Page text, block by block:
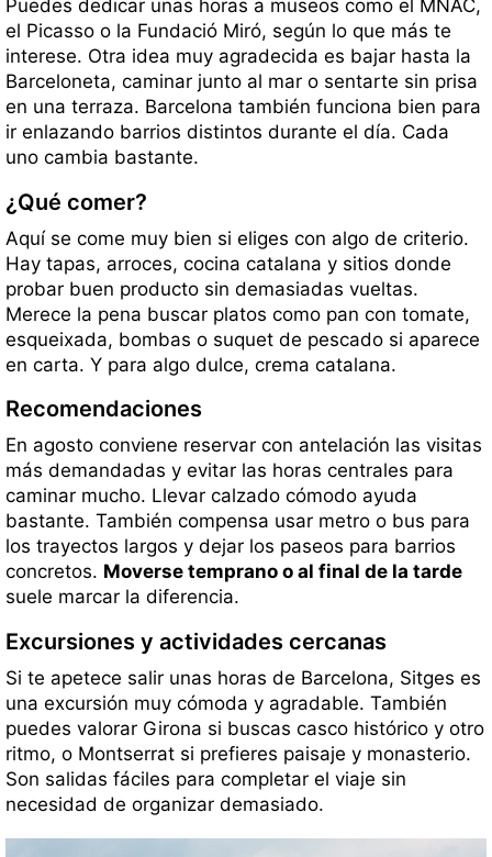
Puedes dedicar unas horas a museos como el MNAC,
el Picasso o la Fundació Miró, según lo que más te
interese. Otra idea muy agradecida es bajar hasta la
Barceloneta, caminar junto al mar o sentarte sin prisa
en una terraza. Barcelona también funciona bien para
ir enlazando barrios distintos durante el día. Cada
uno cambia bastante.
¿Qué comer?
Aquí se come muy bien si eliges con algo de criterio.
Hay tapas, arroces, cocina catalana y sitios donde
probar buen producto sin demasiadas vueltas.
Merece la pena buscar platos como pan con tomate,
esqueixada, bombas o suquet de pescado si aparece
en carta. Y para algo dulce, crema catalana.
Recomendaciones
En agosto conviene reservar con antelación las visitas
más demandadas y evitar las horas centrales para
caminar mucho. Llevar calzado cómodo ayuda
bastante. También compensa usar metro o bus para
los trayectos largos y dejar los paseos para barrios
concretos. Moverse temprano o al final de la tarde
suele marcar la diferencia.
Excursiones y actividades cercanas
Si te apetece salir unas horas de Barcelona, Sitges es
una excursión muy cómoda y agradable. También
puedes valorar Girona si buscas casco histórico y otro
ritmo, o Montserrat si prefieres paisaje y monasterio.
Son salidas fáciles para completar el viaje sin
necesidad de organizar demasiado.